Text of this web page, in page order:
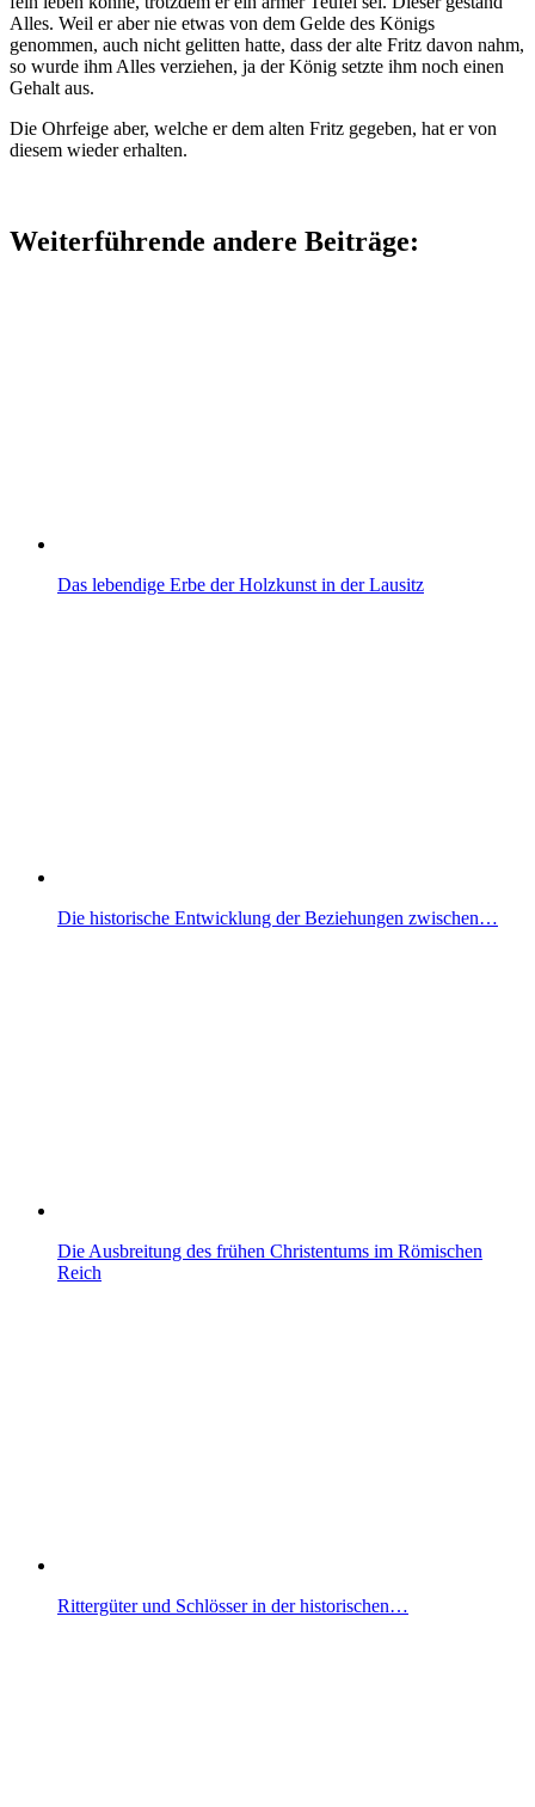
Alles. Weil er aber nie etwas von dem Gelde des Königs
genommen, auch nicht gelitten hatte, dass der alte Fritz davon nahm,
so wurde ihm Alles verziehen, ja der König setzte ihm noch einen
Gehalt aus.
Die Ohrfeige aber, welche er dem alten Fritz gegeben, hat er von
diesem wieder erhalten.
Weiterführende andere Beiträge:
Das lebendige Erbe der Holzkunst in der Lausitz
Die historische Entwicklung der Beziehungen zwischen…
Die Ausbreitung des frühen Christentums im Römischen
Reich
Rittergüter und Schlösser in der historischen…